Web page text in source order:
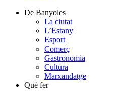
De Banyoles
La ciutat
L’Estany
Esport
Comerç
Gastronomia
Cultura
Marxandatge
Què fer